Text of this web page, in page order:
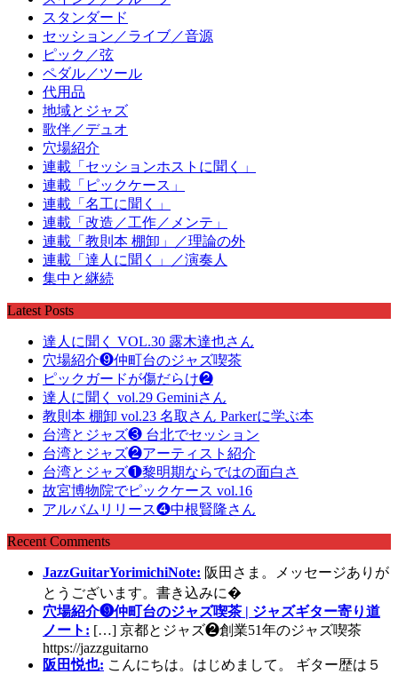
スタンダード
セッション／ライブ／音源
ピック／弦
ペダル／ツール
代用品
地域とジャズ
歌伴／デュオ
穴場紹介
連載「セッションホストに聞く」
連載「ピックケース」
連載「名工に聞く」
連載「改造／工作／メンテ」
連載「教則本 棚卸」／理論の外
連載「達人に聞く」／演奏人
集中と継続
Latest Posts
達人に聞く VOL.30 露木達也さん
穴場紹介❾仲町台のジャズ喫茶
ピックガードが傷だらけ❷
達人に聞く vol.29 Geminiさん
教則本 棚卸 vol.23 名取さん Parkerに学ぶ本
台湾とジャズ❸ 台北でセッション
台湾とジャズ❷アーティスト紹介
台湾とジャズ❶黎明期ならではの面白さ
故宮博物院でピックケース vol.16
アルバムリリース❹中根賢隆さん
Recent Comments
JazzGuitarYorimichiNote: 阪田さま。メッセージありが
とうございます。書き込みに�
穴場紹介❾仲町台のジャズ喫茶 | ジャズギター寄り道
ノート: […] 京都とジャズ❷創業51年のジャズ喫茶
https://jazzguitarno
阪田悦也: こんにちは。はじめまして。 ギター歴は５